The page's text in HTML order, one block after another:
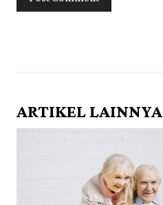
ARTIKEL LAINNYA